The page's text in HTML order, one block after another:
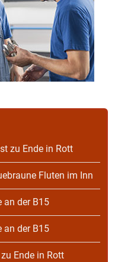
zu Ende in Rott
Fluten im Inn
an der B15
an der B15
Ende in Rott